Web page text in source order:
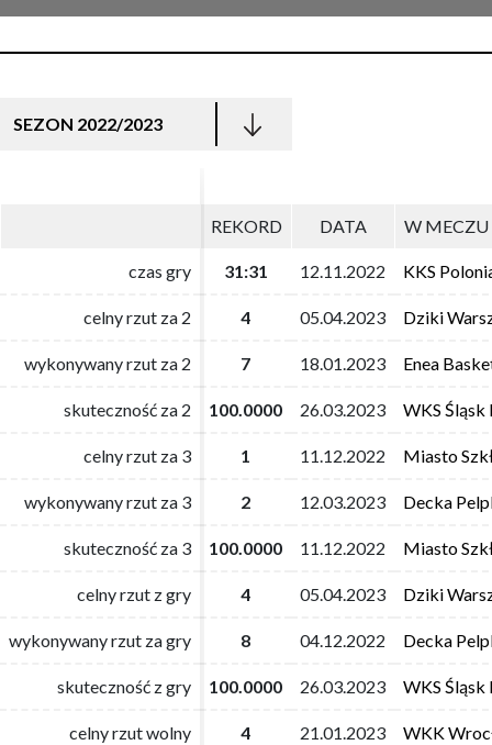
SEZON 2022/2023
REKORD DATA W MECZU
czas gry 31:31 12.11.2022 KKS
celny rzut za 2 4 05.04.2023 Dziki
wykonywany rzut za 2 7 18.01.2023 Enea
skuteczność za 2 100.0000 26.03.2023 WKS Śląsk
celny rzut za 3 1 11.12.2022 Miasto
wykonywany rzut za 3 2 12.03.2023 Decka
skuteczność za 3 100.0000 11.12.2022 Miasto
celny rzut z gry 4 05.04.2023 Dziki
wykonywany rzut za gry 8 04.12.2022 Decka
skuteczność z gry 100.0000 26.03.2023 WKS Śląsk
celny rzut wolny 4 21.01.2023 WKK
REKORD DATA W MECZU
czas gry 31:31 12.11.2022 KKS
celny rzut za 2 4 05.04.2023 Dziki
wykonywany rzut za 2 7 18.01.2023 Enea
skuteczność za 2 100.0000 26.03.2023 WKS Śląsk
celny rzut za 3 1 11.12.2022 Miasto
wykonywany rzut za 3 2 12.03.2023 Decka
skuteczność za 3 100.0000 11.12.2022 Miasto
celny rzut z gry 4 05.04.2023 Dziki
wykonywany rzut za gry 8 04.12.2022 Decka
skuteczność z gry 100.0000 26.03.2023 WKS Śląsk
celny rzut wolny 4 21.01.2023 WKK